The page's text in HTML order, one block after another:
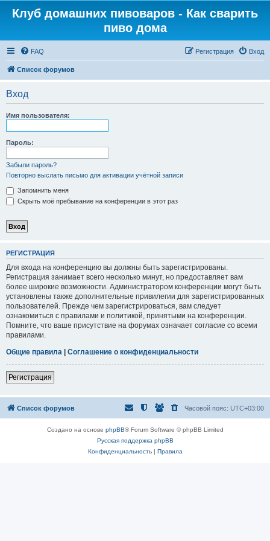
Клуб домашних пивоваров - Как cварить
пиво дома
FAQ Вход
Регистрация
Список форумов
Вход
Имя пользователя:
Пароль:
Забыли пароль?
Повторно выслать письмо для активации учётной записи
Запомнить меня
Скрыть моё пребывание на конференции в этот раз
РЕГИСТРАЦИЯ
Для входа на конференцию вы должны быть зарегистрированы.
Регистрация занимает всего несколько минут, но предоставляет вам
более широкие возможности. Администратором конференции могут быть
установлены также дополнительные привилегии для зарегистрированных
пользователей. Прежде чем зарегистрироваться, вам следует
ознакомиться с правилами и политикой, принятыми на конференции.
Помните, что ваше присутствие на форумах означает согласие со всеми
правилами.
Общие правила | Соглашение о конфиденциальности
Регистрация
Список форумов Часовой пояс: UTC+03:00
Создано на основе phpBB® Forum Software © phpBB Limited
Русская поддержка phpBB
Конфиденциальность| Правила